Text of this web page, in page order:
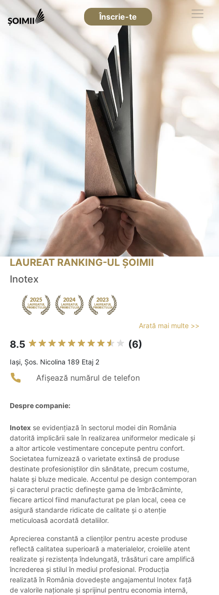
Înscrie-te
LAUREAT RANKING-UL ȘOIMII
Inotex
Arată mai multe >>
8.5 (6)
Iaşi, Șos. Nicolina 189 Etaj 2
Afișează numărul de telefon
Despre companie:
Inotex se evidențiază în sectorul modei din România
datorită implicării sale în realizarea uniformelor medicale și
a altor articole vestimentare concepute pentru confort.
Societatea furnizează o varietate extinsă de produse
destinate profesioniștilor din sănătate, precum costume,
halate și bluze medicale. Accentul pe design contemporan
și caracterul practic definește gama de îmbrăcăminte,
fiecare articol fiind manufacturat pe plan local, ceea ce
asigură standarde ridicate de calitate și o atenție
meticuloasă acordată detaliilor.
Aprecierea constantă a clienților pentru aceste produse
reflectă calitatea superioară a materialelor, croielile atent
realizate și rezistența îndelungată, trăsături care amplifică
încrederea și stilul în mediul profesional. Producția
realizată în România dovedește angajamentul Inotex față
de valorile naționale și sprijinul pentru economia internă,